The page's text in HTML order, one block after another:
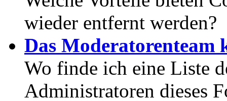
wieder entfernt werden?
Das Moderatorenteam
Wo finde ich eine Liste
Administratoren dieses